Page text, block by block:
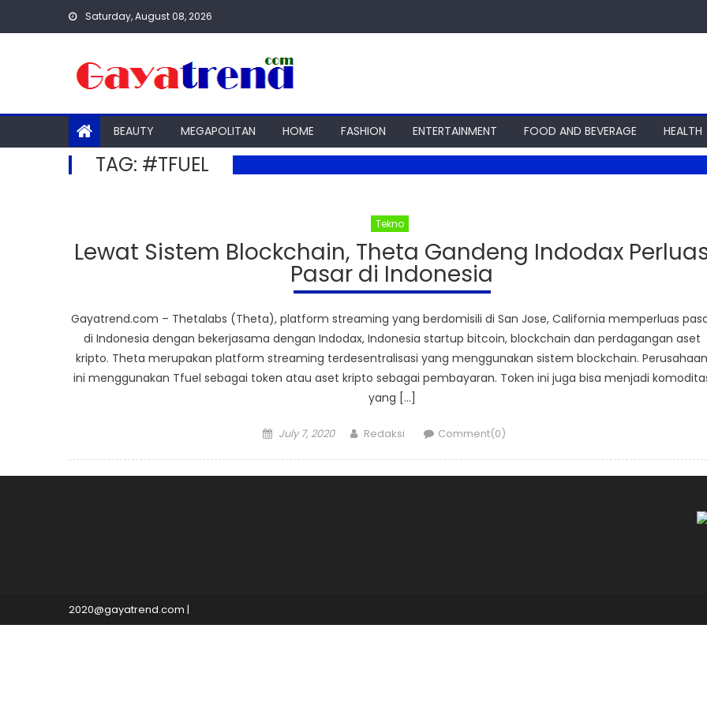
Saturday, August 08, 2026
BEAUTY MEGAPOLITAN HOME FASHION ENTERTAINMENT FOOD AND BEVERAGE HEALTH
TAG: #TFUEL
Tekno
Lewat Sistem Blockchain, Theta Gandeng Indodax
Pasar di Indonesia
Gayatrend.com – Thetalabs (Theta), platform streaming yang berdomisili di San Jose, California memperluas
di Indonesia dengan bekerjasama dengan Indodax, Indonesia startup bitcoin, blockchain dan perdagangan aset
kripto. Theta merupakan platform streaming terdesentralisasi yang menggunakan sistem blockchain. Perusahaan
ini menggunakan Tfuel sebagai token atau aset kripto sebagai pembayaran. Token ini juga bisa menjadi
yang […]
Posted
July 7, 2020 Author
Redaksi Comment(0)
2020@gayatrend.com |